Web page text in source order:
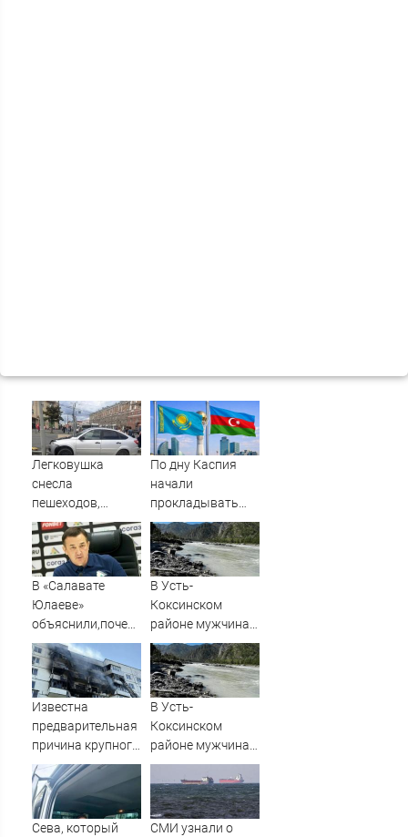
Легковушка
снесла
пешеходов,
пострадали
минимум восемь
человек - фото с
места 06/08/2026
– Новости
По дну Каспия
начали
прокладывать
стратегический
интернет-кабель
В «Салавате
Юлаеве»
объяснили,почему
не стали активно
подписывать
игроков в
межсезонье
В Усть-
Коксинском
районе мужчина
выпал из лодки в
Катунь и пропал
Известна
предварительная
причина крупного
пожара на
Гвардейской в
Уфе
В Усть-
Коксинском
районе мужчина
выпал из лодки в
Катунь и пропал
Сева, который
СМИ узнали о